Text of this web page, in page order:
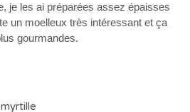
je les ai préparées assez épaisses
un moelleux très intéressant et ça
gourmandes.